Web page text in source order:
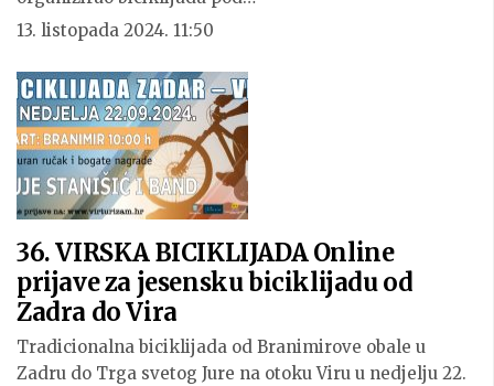
13. listopada 2024. 11:50
36. VIRSKA BICIKLIJADA Online
prijave za jesensku biciklijadu od
Zadra do Vira
Tradicionalna biciklijada od Branimirove obale u
Zadru do Trga svetog Jure na otoku Viru u nedjelju 22.